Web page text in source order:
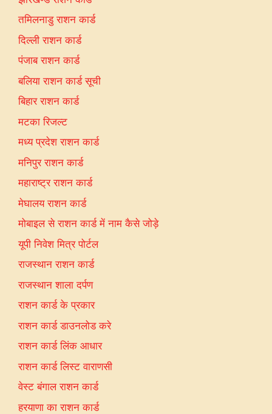
तमिलनाडु राशन कार्ड
दिल्ली राशन कार्ड
पंजाब राशन कार्ड
बलिया राशन कार्ड सूची
बिहार राशन कार्ड
मटका रिजल्ट
मध्य प्रदेश राशन कार्ड
मनिपुर राशन कार्ड
महाराष्ट्र राशन कार्ड
मेघालय राशन कार्ड
मोबाइल से राशन कार्ड में नाम कैसे जोड़े
यूपी निवेश मित्र पोर्टल
राजस्थान राशन कार्ड
राजस्थान शाला दर्पण
राशन कार्ड के प्रकार
राशन कार्ड डाउनलोड करे
राशन कार्ड लिंक आधार
राशन कार्ड लिस्ट वाराणसी
वेस्ट बंगाल राशन कार्ड
हरयाणा का राशन कार्ड